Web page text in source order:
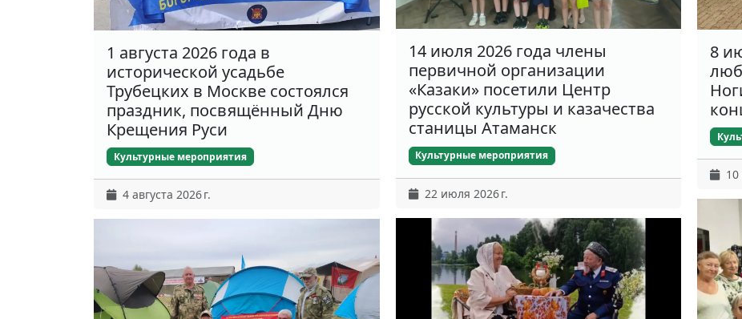
1 августа 2026 года в
исторической усадьбе
Трубецких в Москве состоялся
праздник, посвящённый Дню
Крещения Руси
Культурные мероприятия
4 августа 2026 г.
14 июля 2026 года члены
первичной организации
«Казаки» посетили Центр
русской культуры и казачества
станицы Атаманск
Культурные мероприятия
22 июля 2026 г.
8
10